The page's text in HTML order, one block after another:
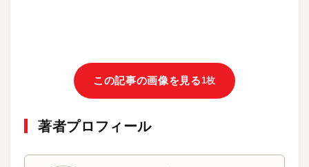
この記事の画像を見る1枚
著者プロフィール